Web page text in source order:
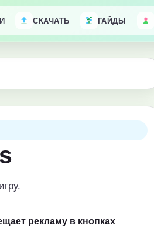
СКАЧАТЬ ГАЙДЫ
рекламу в кнопках